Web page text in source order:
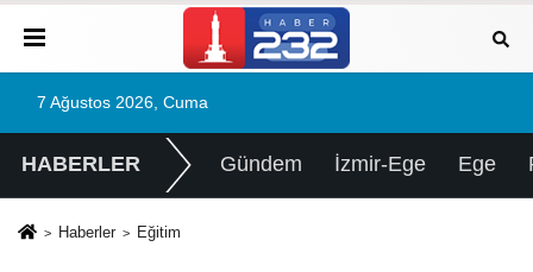
7 Ağustos 2026, Cuma
HABERLER Gündem İzmir-Ege Ege
Haberler Eğitim